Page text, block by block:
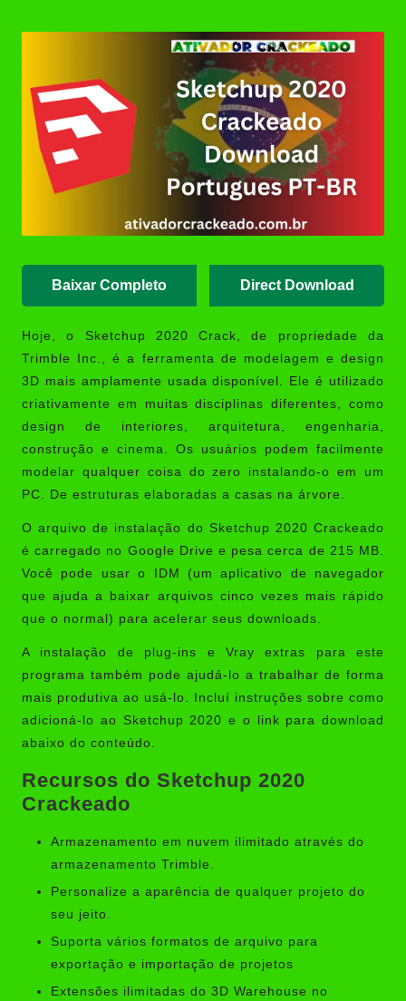
Ashampoo UnInstaller Download
Crackeado + Chave de Licença |
Ativador Crackeado
XD-AntiSpy 4.13.0 Crackeado
Download Português PT-BR
Ativador Windows 7 Download
Grátis: Windows Loader & Re-
Loader | Ativador Crackeado
Baixar Completo Direct Download
Hoje, o Sketchup 2020 Crack , de propriedade da
Trimble Inc., é a ferramenta de modelagem e design
3D mais amplamente usada disponível. Ele é utilizado
criativamente em muitas disciplinas diferentes, como
design de interiores, arquitetura, engenharia,
construção e cinema. Os usuários podem facilmente
modelar qualquer coisa do zero instalando-o em um
PC. De estruturas elaboradas a casas na árvore.
O arquivo de instalação do Sketchup 2020 Crackeado
é carregado no Google Drive e pesa cerca de 215 MB.
Você pode usar o
IDM
(um aplicativo de navegador
que ajuda a baixar arquivos cinco vezes mais rápido
que o normal) para acelerar seus downloads.
A instalação de plug-ins e Vray extras para este
programa também pode ajudá-lo a trabalhar de forma
mais produtiva ao usá-lo. Incluí instruções sobre como
adicioná-lo ao Sketchup 2020 e o link para download
abaixo do conteúdo.
Recursos do Sketchup 2020
Crackeado
Armazenamento em nuvem ilimitado através do
armazenamento Trimble.
Personalize a aparência de qualquer projeto do
seu jeito.
Suporta vários formatos de arquivo para
exportação e importação de projetos
Extensões ilimitadas do 3D Warehouse no